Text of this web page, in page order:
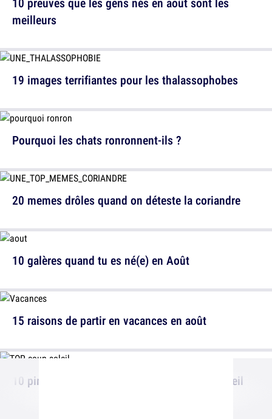
19 images terrifiantes pour les thalassophobes
20 memes drôles quand on déteste la coriandre
15 raisons de partir en vacances en août
meilleurs
Pourquoi les chats ronronnent-ils ?
10 galères quand tu es né(e) en Août
10 pires endroits pour prendre un coup de soleil